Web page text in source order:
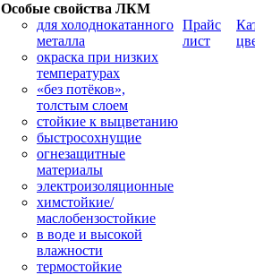
Особые свойства ЛКМ
для холоднокатанного
металла
окраска при низких
температурах
«без потёков»,
толстым слоем
стойкие к выцветанию
быстросохнущие
огнезащитные
материалы
электроизоляционные
химстойкие/
маслобензостойкие
в воде и высокой
влажности
термостойкие
Прайс
лист